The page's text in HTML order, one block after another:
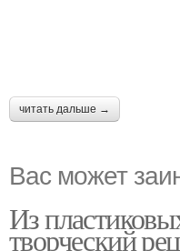
читать дальше →
Вас может
Из
творческий